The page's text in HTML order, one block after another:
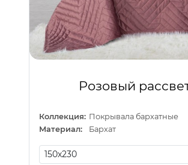
Розовый
Коллекция: Покрывала бархатные
Материал:
Бархат